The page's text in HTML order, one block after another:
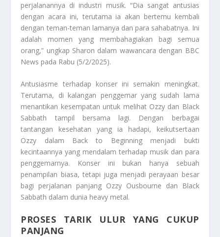
perjalanannya di industri musik. “Dia sangat antusias
dengan acara ini, terutama ia akan bertemu kembali
dengan teman-teman lamanya dan para sahabatnya. Ini
adalah momen yang membahagiakan bagi semua
orang,” ungkap Sharon dalam wawancara dengan BBC
News pada Rabu (5/2/2025).
Antusiasme terhadap konser ini semakin meningkat.
Terutama, di kalangan penggemar yang sudah lama
menantikan kesempatan untuk melihat Ozzy dan Black
Sabbath tampil bersama lagi. Dengan berbagai
tantangan kesehatan yang ia hadapi, keikutsertaan
Ozzy dalam Back to Beginning menjadi bukti
kecintaannya yang mendalam terhadap musik dan para
penggemarnya. Konser ini bukan hanya sebuah
penampilan biasa, tetapi juga menjadi perayaan besar
bagi perjalanan panjang Ozzy Ousbourne dan Black
Sabbath dalam dunia heavy metal.
PROSES TARIK ULUR YANG CUKUP
PANJANG